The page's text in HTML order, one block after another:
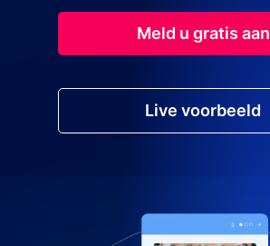
Meld u gratis aan
Live voorbeeld